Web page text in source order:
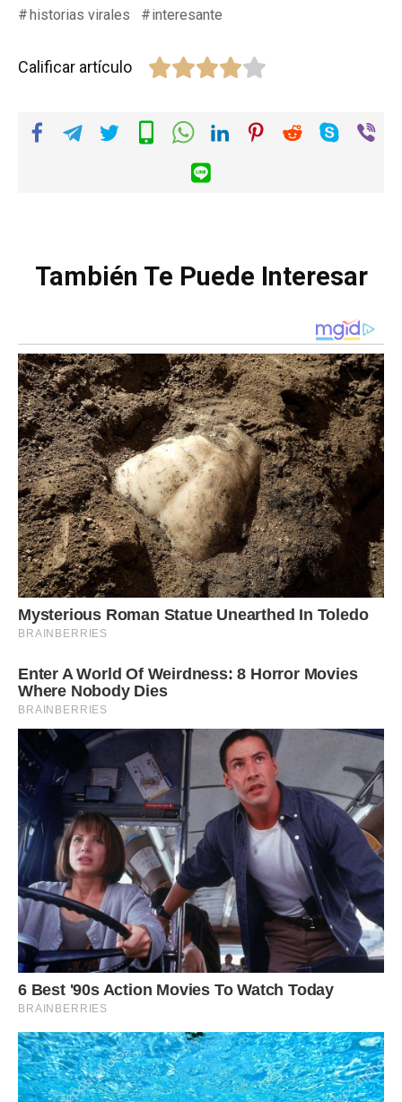
historias virales interesante
Calificar artículo
También Te Puede Interesar